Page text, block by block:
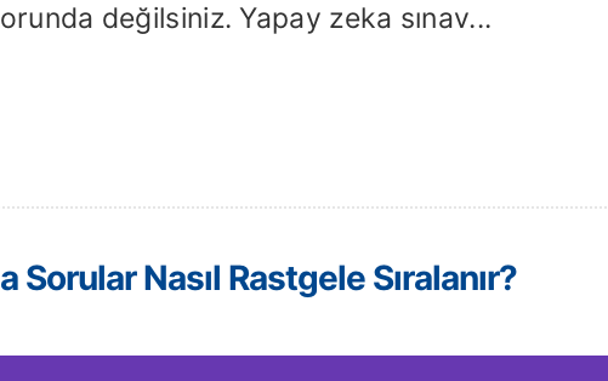
değilsiniz. Yapay zeka sınav...
Sorular Nasıl Rastgele Sıralanır?